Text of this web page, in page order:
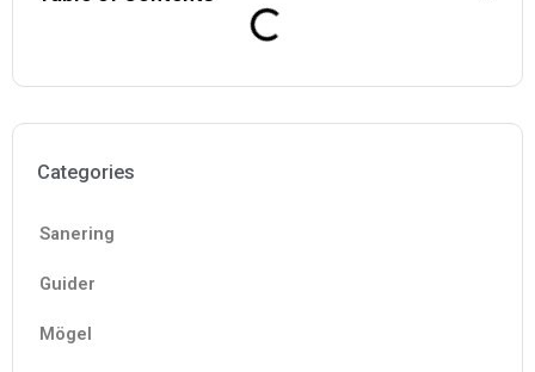
Categories
Sanering
Guider
Mögel